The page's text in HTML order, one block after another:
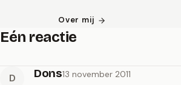
Over mij
Eén reactie
D Dons13 november 2011